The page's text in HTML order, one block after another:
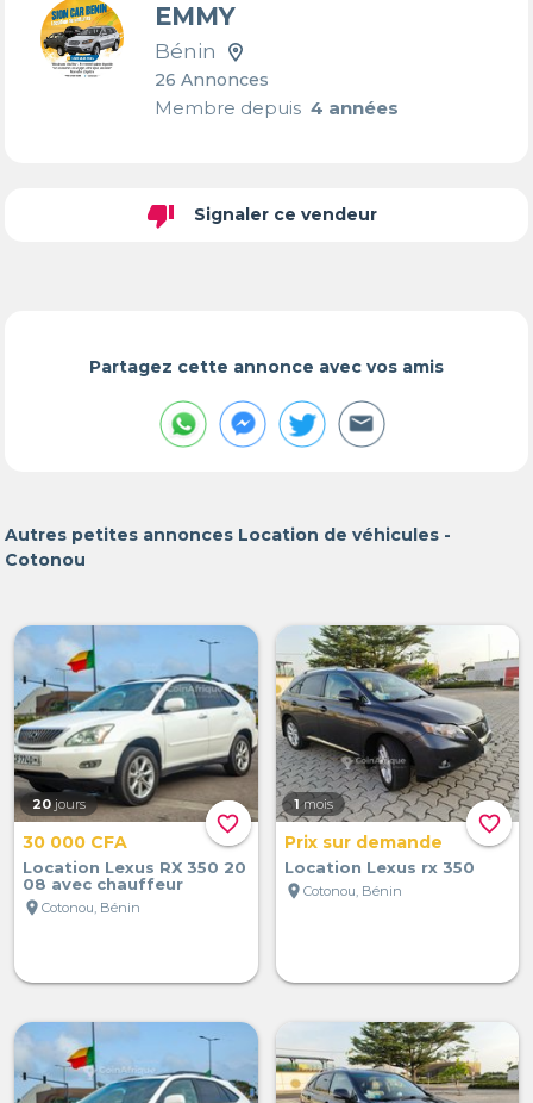
EMMY
Bénin
26 Annonces
Membre depuis4 années
thumb_down Signaler ce vendeur
Partagez cette annonce avec vos amis
Autres petites annonces Location de véhicules -
Cotonou
favorite_border
20 jours
30 000 CFA
Location Lexus RX 350 20
08 avec chauffeur
location_on Cotonou, Bénin
favorite_border
1 mois
Prix sur demande
Location Lexus rx 350
location_on Cotonou, Bénin